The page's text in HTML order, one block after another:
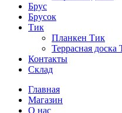
Брус
Брусок
Тик
Планкен Тик
Террасная доска
Контакты
Склад
Главная
Магазин
О нас